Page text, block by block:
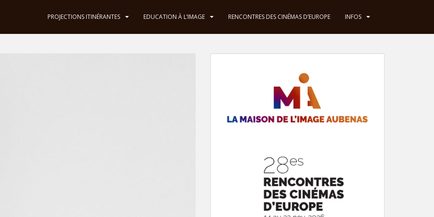
PROJECTIONS ITINÉRANTES EDUCATION À L’IMAGE RENCONTRES DES CINÉMAS D’EUROPE INFOS